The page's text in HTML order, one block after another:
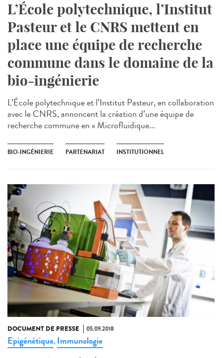
L’École polytechnique, l’Institut
Pasteur et le CNRS mettent en
place une équipe de recherche
commune dans le domaine de la
bio-ingénierie
L’École polytechnique et l’Institut Pasteur, en collaboration
avec le CNRS, annoncent la création d’une équipe de
recherche commune en « Microfluidique...
BIO-INGÉNIERIE PARTENARIAT INSTITUTIONNEL
DOCUMENT DE PRESSE 05.09.2018
Epigénétique, Immunologie